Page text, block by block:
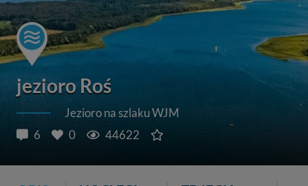
jezioro Roś
Jezioro na szlaku WJM
6
0 44622